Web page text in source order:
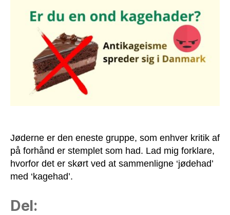
med
kagehad
Jøderne er den eneste gruppe, som enhver kritik af
på forhånd er stemplet som had. Lad mig forklare,
hvorfor det er skørt ved at sammenligne ‘jødehad’
med ‘kagehad’.
Del: